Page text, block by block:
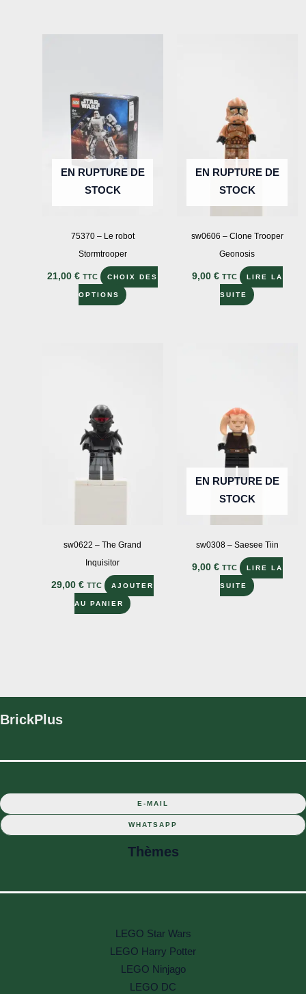
EN RUPTURE DE
STOCK
75370 – Le robot
Stormtrooper
21,00€ TTC CHOIX DES
OPTIONS
Ce
du
produit
EN RUPTURE DE
STOCK
sw0606 – Clone Trooper
Geonosis
9,00 € TTC LIRE LA
SUITE
sw0622 – The Grand
Inquisitor
29,00€ TTC AJOUTER
AU PANIER
EN RUPTURE DE
STOCK
sw0308 – Saesee Tiin
9,00 € TTC LIRE LA
SUITE
BrickPlus
E-MAIL
WHATSAPP
Thèmes
LEGO Star Wars
LEGO Harry Potter
LEGO Ninjago
LEGO DC